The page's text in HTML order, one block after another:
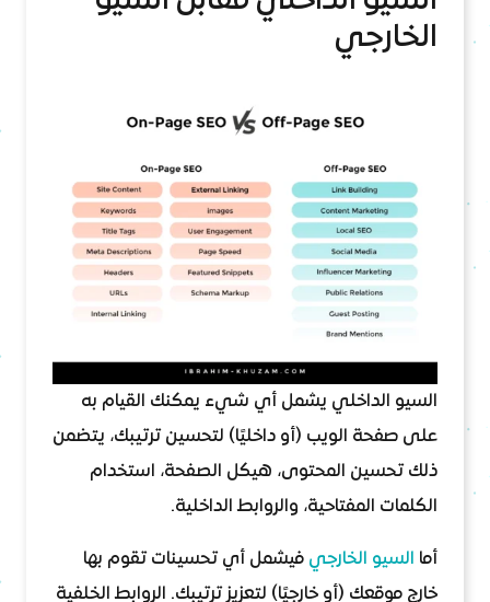
الخارجي
السيو الداخلي يشمل أي شيء يمكنك القيام به
على صفحة الويب (أو داخليًا) لتحسين ترتيبك، يتضمن
ذلك تحسين المحتوى، هيكل الصفحة، استخدام
الكلمات المفتاحية، والروابط الداخلية.
أما السيو الخارجي فيشمل أي تحسينات تقوم بها
خارج موقعك (أو خارجيًا) لتعزيز ترتيبك. الروابط الخلفية